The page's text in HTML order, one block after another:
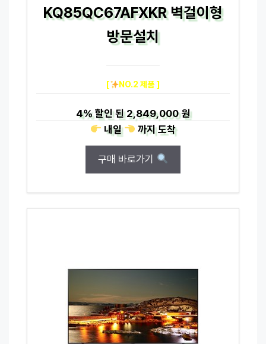
KQ85QC67AFXKR 벽걸이형
방문설치
[ NO.2 제품 ]
4%할인 된2,849,000 원
내일
까지도착
구매 바로가기